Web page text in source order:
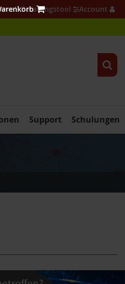
Beratungstool Account
Schulungen
Support